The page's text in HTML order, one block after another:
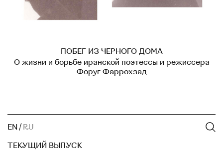
ПОБЕГ ИЗ ЧЕРНОГО ДОМА
О жизни и борьбе иранской поэтессы и режиссера
Форуг Фаррохзад
EN / RU
ТЕКУЩИЙ ВЫПУСК